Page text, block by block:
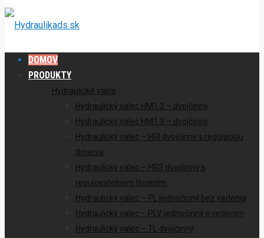
DOMOV
PRODUKTY
Hydraulické valce
Hydraulický valec HM1.2 – dvojčinný
Hydraulický valec HM1.3 – dvojčinný
Hydraulický valec – HRI dvojčinný s reguláciou
tlmenia
Hydraulický valec – HR3 dvojčinný s
regulovatelným tlmením
Hydraulický valec – PL jednočinný bez vedenia
Hydraulický valec – PLV jednočinný s vedením
Hydraulický valec – TL dvojčinný